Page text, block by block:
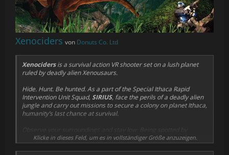
Xenociders von Donuts Co. Ltd
Xenocidersis a survival action VR shooter set on a lush planet
ruled by deadly alien Xenousaurs.
Hide. Hunt. Be hunted. As a part of the Special Ithaca Rapid
Intervention Unit Squad,SIRIUS, face the perils of a deadly alien
jungle and carry out missions to secure a colony on planet Ithaca,
humanity’s last chance at survival.
Observe your surroundings and stay low. Being spotted by
predators likely means a (painful) death but should it come to
that, your weapons do pack a punch so fight it out till the end!
Klicke in dieses Feld, um es in vollständiger Größe anzuzeigen.